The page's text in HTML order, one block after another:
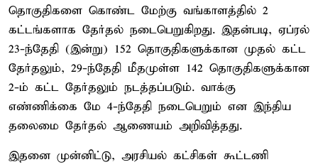
தொகுதிகளை கொண்ட மேற்கு வங்காளத்தில் 2
கட்டங்களாக தேர்தல் நடைபெறுகிறது. இதன்படி, ஏப்ரல்
23-ந்தேதி (இன்று) 152 தொகுதிகளுக்கான முதல் கட்ட
தேர்தலும், 29-ந்தேதி மீதமுள்ள 142 தொகுதிகளுக்கான
2-ம் கட்ட தேர்தலும் நடத்தப்படும். வாக்கு
எண்ணிக்கை மே 4-ந்தேதி நடைபெறும் என இந்திய
தலைமை தேர்தல் ஆணையம் அறிவித்தது.
இதனை முன்னிட்டு, அரசியல் கட்சிகள் கூட்டணி